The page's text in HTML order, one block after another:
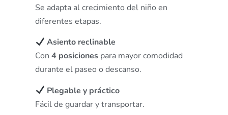
Se adapta al crecimiento del niño en
diferentes etapas.
Asiento reclinable
Con4 posiciones para mayor comodidad
durante el paseo o descanso.
Plegable y práctico
Fácil de guardar y transportar.